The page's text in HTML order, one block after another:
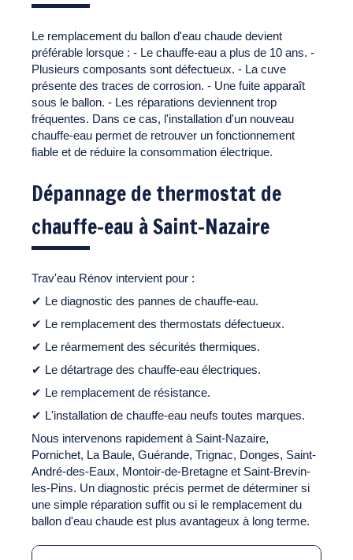
Le remplacement du ballon d'eau chaude devient
préférable lorsque : - Le chauffe-eau a plus de 10 ans. -
Plusieurs composants sont défectueux. - La cuve
présente des traces de corrosion. - Une fuite apparaît
sous le ballon. - Les réparations deviennent trop
fréquentes. Dans ce cas, l'installation d'un nouveau
chauffe-eau permet de retrouver un fonctionnement
fiable et de réduire la consommation électrique.
Dépannage de thermostat de
chauffe-eau à Saint-Nazaire
Trav'eau Rénov intervient pour :
✔ Le diagnostic des pannes de chauffe-eau.
✔ Le remplacement des thermostats défectueux.
✔ Le réarmement des sécurités thermiques.
✔ Le détartrage des chauffe-eau électriques.
✔ Le remplacement de résistance.
✔ L'installation de chauffe-eau neufs toutes marques.
Nous intervenons rapidement à Saint-Nazaire,
Pornichet, La Baule, Guérande, Trignac, Donges, Saint-
André-des-Eaux, Montoir-de-Bretagne et Saint-Brevin-
les-Pins. Un diagnostic précis permet de déterminer si
une simple réparation suffit ou si le remplacement du
ballon d'eau chaude est plus avantageux à long terme.